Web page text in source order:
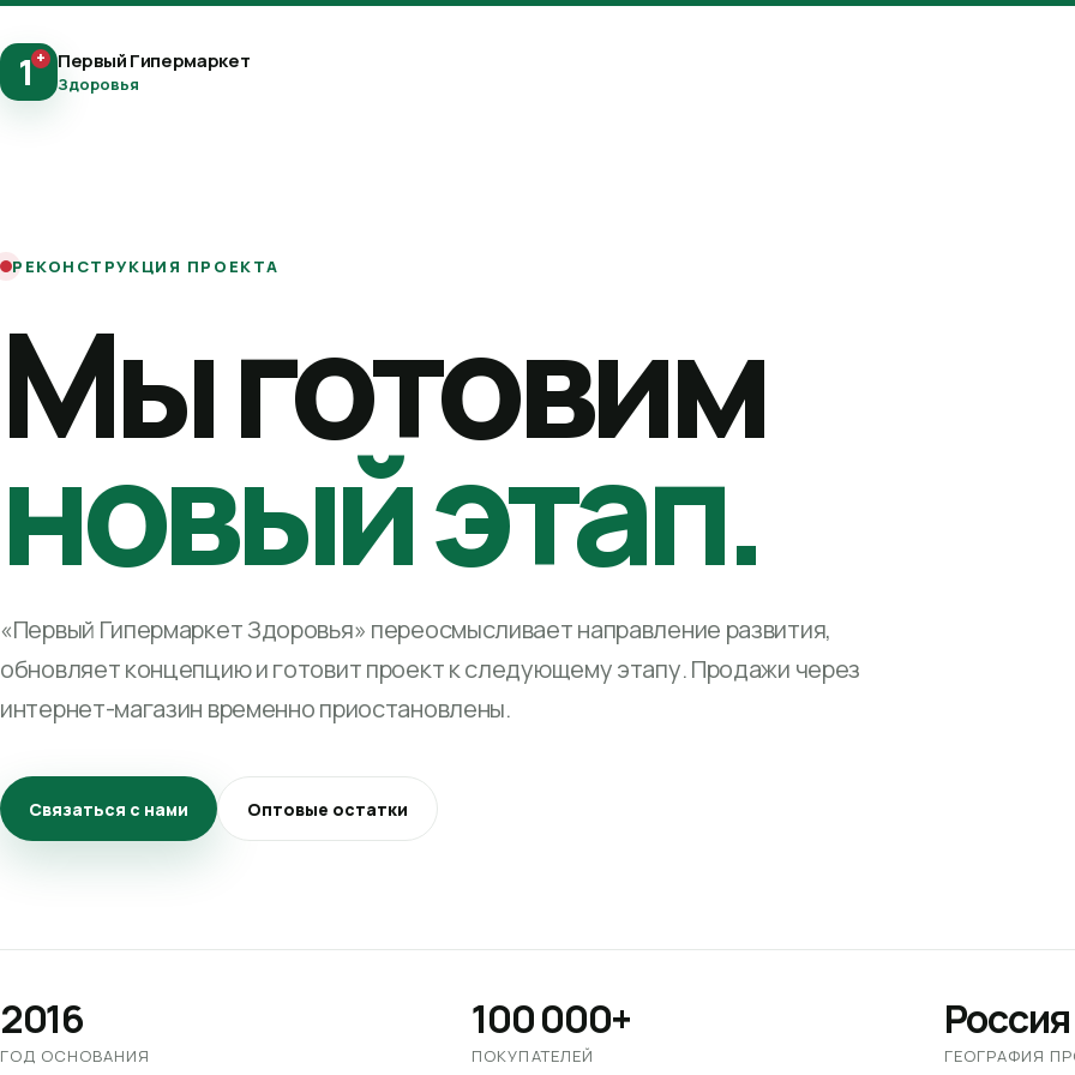
1+ Первый Гипермаркет
Здоровья
РЕКОНСТРУКЦИЯ ПРОЕКТА
Мы готовим
новый этап.
«Первый Гипермаркет Здоровья» переосмысливает направление развития,
обновляет концепцию и готовит проект к следующему этапу. Продажи через
интернет-магазин временно приостановлены.
Связаться с нами Оптовые остатки
2016
ГОД ОСНОВАНИЯ
100 000+
ПОКУПАТЕЛЕЙ
Россия
ГЕОГРАФИЯ